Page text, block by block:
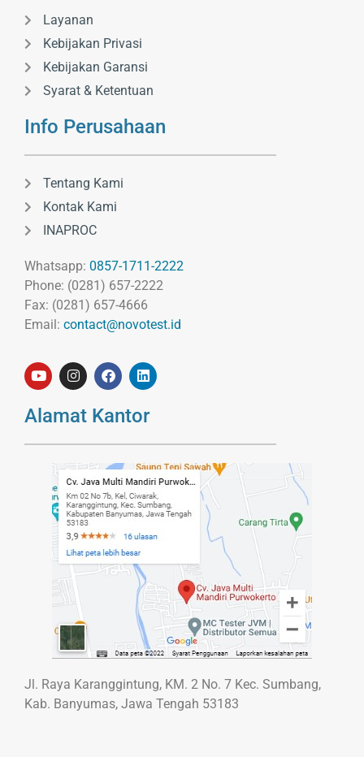
Layanan
Kebijakan Privasi
Kebijakan Garansi
Syarat & Ketentuan
Info Perusahaan
Tentang Kami
Kontak Kami
INAPROC
Whatsapp: 0857-1711-2222
Phone: (0281) 657-2222
Fax: (0281) 657-4666
Email: contact@novotest.id
Alamat Kantor
Jl. Raya Karanggintung, KM. 2 No. 7 Kec. Sumbang,
Kab. Banyumas, Jawa Tengah 53183